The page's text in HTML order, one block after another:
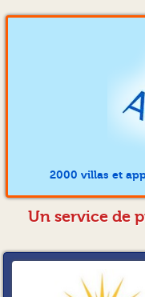
2000 villas et
Un service de